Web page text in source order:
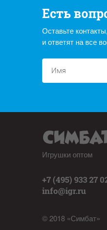
Есть
Оставьте
и ответят на все
Игрушки оптом
+7 (495) 933 27
info@igr.ru
© 2018 «Симбат»